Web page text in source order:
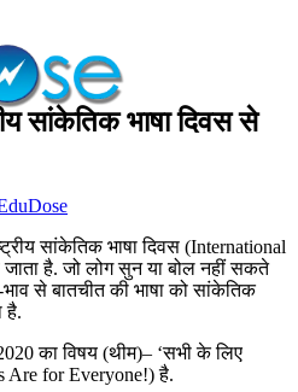
सांकेतिक भाषा दिवस से
सांकेतिक भाषा दिवस (International
है. जो लोग सुन या बोल नहीं सकते
से बातचीत की भाषा को सांकेतिक
है.
का विषय (थीम)– ‘सभी के लिए
Are for Everyone!) है.